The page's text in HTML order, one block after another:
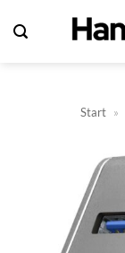
Inhalt
Start »